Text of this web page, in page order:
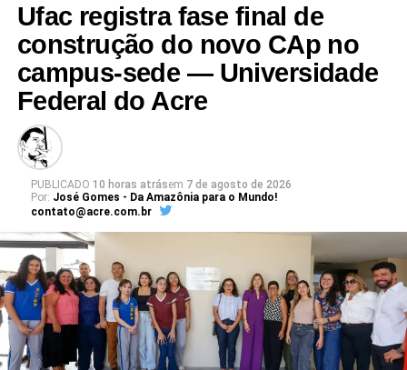
Leia Mais: UFAC
Ufac registra fase final de
construção do novo CAp no
campus-sede — Universidade
Federal do Acre
PUBLICADO 10 horas atrásem 7 de agosto de 2026
Por: José Gomes - Da Amazônia para o Mundo!
contato@acre.com.br